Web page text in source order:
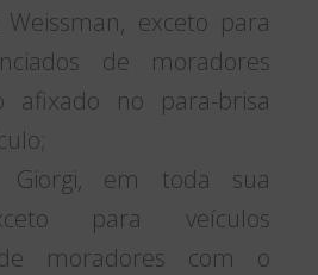
exceto para
de moradores
afixado no para-brisa
em toda sua
para veículos
moradores com o